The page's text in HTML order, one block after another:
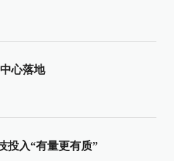
心落地
投入“有量更有质”